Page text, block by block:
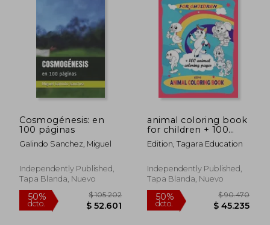
dcto. $ 234.454 dcto. $
Cosmogénesis: en
100 páginas
Galindo Sanchez, Miguel
Independently Published,
Tapa Blanda, Nuevo
animal coloring book
for children + 100
animal coloring
pages ages 4-8:
kids large coloring
pages for boys and
Inglés)
Edition, Tagara Education
Independently Published,
Tapa Blanda, Nuevo